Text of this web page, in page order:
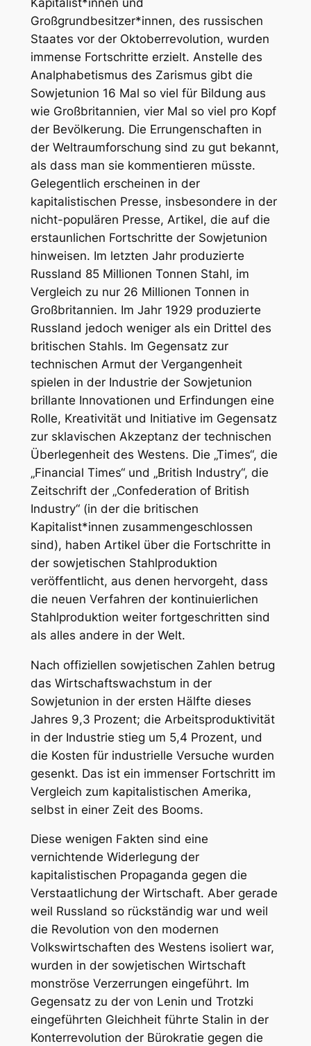
Großgrundbesitzer*innen, des russischen
Staates vor der Oktoberrevolution, wurden
immense Fortschritte erzielt. Anstelle des
Analphabetismus des Zarismus gibt die
Sowjetunion 16 Mal so viel für Bildung aus
wie Großbritannien, vier Mal so viel pro Kopf
der Bevölkerung. Die Errungenschaften in
der Weltraumforschung sind zu gut bekannt,
als dass man sie kommentieren müsste.
Gelegentlich erscheinen in der
kapitalistischen Presse, insbesondere in der
nicht-populären Presse, Artikel, die auf die
erstaunlichen Fortschritte der Sowjetunion
hinweisen. Im letzten Jahr produzierte
Russland 85 Millionen Tonnen Stahl, im
Vergleich zu nur 26 Millionen Tonnen in
Großbritannien. Im Jahr 1929 produzierte
Russland jedoch weniger als ein Drittel des
britischen Stahls. Im Gegensatz zur
technischen Armut der Vergangenheit
spielen in der Industrie der Sowjetunion
brillante Innovationen und Erfindungen eine
Rolle, Kreativität und Initiative im Gegensatz
zur sklavischen Akzeptanz der technischen
Überlegenheit des Westens. Die „Times“, die
„Financial Times“ und „British Industry“, die
Zeitschrift der „Confederation of British
Industry“ (in der die britischen
Kapitalist*innen zusammengeschlossen
sind), haben Artikel über die Fortschritte in
der sowjetischen Stahlproduktion
veröffentlicht, aus denen hervorgeht, dass
die neuen Verfahren der kontinuierlichen
Stahlproduktion weiter fortgeschritten sind
als alles andere in der Welt.
Nach offiziellen sowjetischen Zahlen betrug
das Wirtschaftswachstum in der
Sowjetunion in der ersten Hälfte dieses
Jahres 9,3 Prozent; die Arbeitsproduktivität
in der Industrie stieg um 5,4 Prozent, und
die Kosten für industrielle Versuche wurden
gesenkt. Das ist ein immenser Fortschritt im
Vergleich zum kapitalistischen Amerika,
selbst in einer Zeit des Booms.
Diese wenigen Fakten sind eine
vernichtende Widerlegung der
kapitalistischen Propaganda gegen die
Verstaatlichung der Wirtschaft. Aber gerade
weil Russland so rückständig war und weil
die Revolution von den modernen
Volkswirtschaften des Westens isoliert war,
wurden in der sowjetischen Wirtschaft
monströse Verzerrungen eingeführt. Im
Gegensatz zu der von Lenin und Trotzki
eingeführten Gleichheit führte Stalin in der
Konterrevolution der Bürokratie gegen die